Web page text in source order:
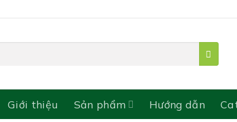
Giới thiệu Sản phẩm Hướng dẫn